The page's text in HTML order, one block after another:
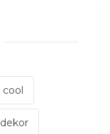
cool
dekor